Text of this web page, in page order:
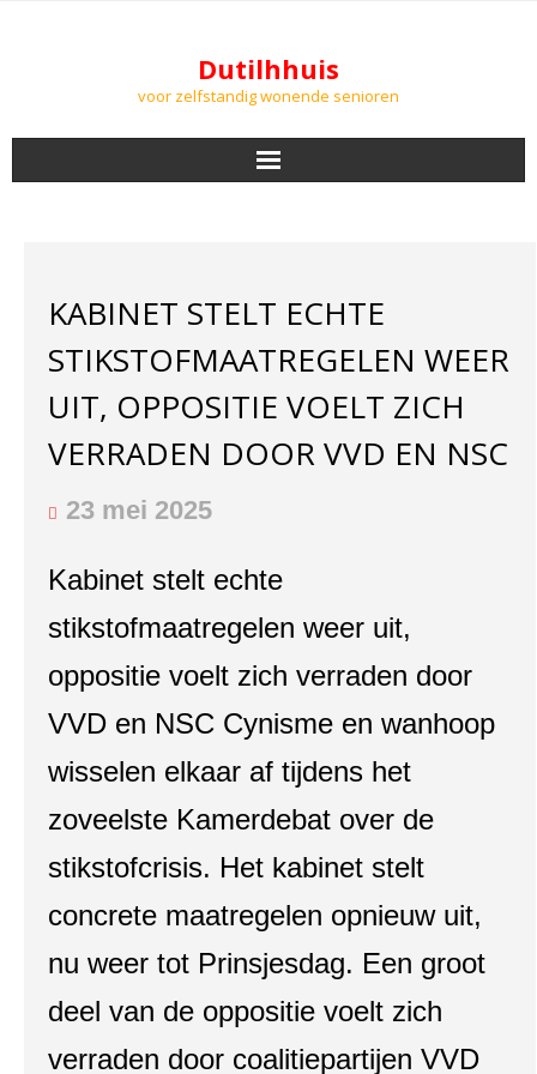
Dutilhhuis
voor zelfstandig wonende senioren
DOWNLOADS
PODCASTS
AGENDA
LUCHTKWALITEIT
KABINET STELT ECHTE
STIKSTOFMAATREGELEN WEER
UIT, OPPOSITIE VOELT ZICH
VERRADEN DOOR VVD EN NSC
23 mei 2025
Kabinet stelt echte
stikstofmaatregelen weer uit,
oppositie voelt zich verraden door
VVD en NSC Cynisme en wanhoop
wisselen elkaar af tijdens het
zoveelste Kamerdebat over de
stikstofcrisis. Het kabinet stelt
concrete maatregelen opnieuw uit,
nu weer tot Prinsjesdag. Een groot
deel van de oppositie voelt zich
verraden door coalitiepartijen VVD